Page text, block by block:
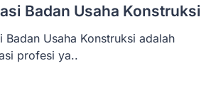
Badan Usaha Konstruksi
Badan Usaha Konstruksi adalah
profesi ya..